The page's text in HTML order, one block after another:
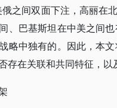
之间双面下注，高丽在
、巴基斯坦在中美之间
略中独有的。因此，本
存在关联和共同特征，以